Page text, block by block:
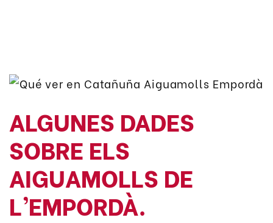
ALGUNES DADES
SOBRE ELS
AIGUAMOLLS DE
L’EMPORDÀ.